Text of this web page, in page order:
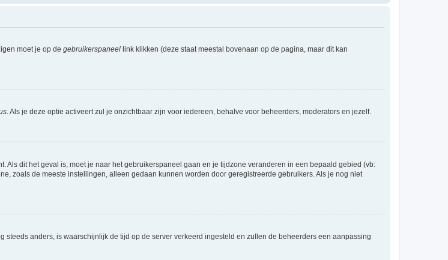
moet je op de gebruikerspaneel link klikken (deze staat meestal bovenaan op de pagina, maar dit kan
. Als je deze optie activeert zul je onzichtbaar zijn voor iedereen, behalve voor beheerders, moderators en jezelf.
dit het geval is, moet je naar het gebruikerspaneel gaan en je tijdzone veranderen in een bepaald gebied (vb:
zoals de meeste instellingen, alleen gedaan kunnen worden door geregistreerde gebruikers. Als je nog niet
anders, is waarschijnlijk de tijd op de server verkeerd ingesteld en zullen de beheerders een aanpassing